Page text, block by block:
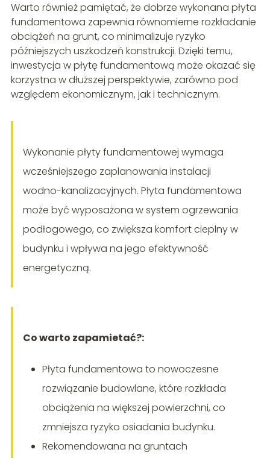
Warto również pamiętać, że dobrze wykonana płyta
fundamentowa zapewnia równomierne rozkładanie
obciążeń na grunt, co minimalizuje ryzyko
późniejszych uszkodzeń konstrukcji. Dzięki temu,
inwestycja w płytę fundamentową może okazać się
korzystna w dłuższej perspektywie, zarówno pod
względem ekonomicznym, jak i technicznym.
Wykonanie płyty fundamentowej wymaga
wcześniejszego zaplanowania instalacji
wodno-kanalizacyjnych. Płyta fundamentowa
może być wyposażona w system ogrzewania
podłogowego, co zwiększa komfort cieplny w
budynku i wpływa na jego efektywność
energetyczną.
Co warto zapamietać?:
Płyta fundamentowa to nowoczesne
rozwiązanie budowlane, które rozkłada
obciążenia na większej powierzchni, co
zmniejsza ryzyko osiadania budynku.
Rekomendowana na gruntach